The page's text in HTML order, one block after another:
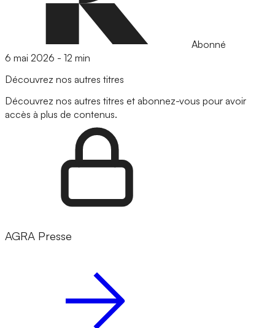
Abonné
6 mai 2026 - 12 min
Découvrez nos autres titres
Découvrez nos autres titres et abonnez-vous pour avoir
accès à plus de contenus.
AGRA Presse